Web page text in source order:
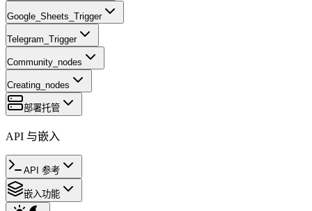
Google_Sheets_Trigger
Telegram_Trigger
Community_nodes
Creating_nodes
部署托管
API 与嵌入
API 参考
嵌入功能